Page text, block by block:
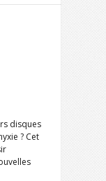
disques
? Cet